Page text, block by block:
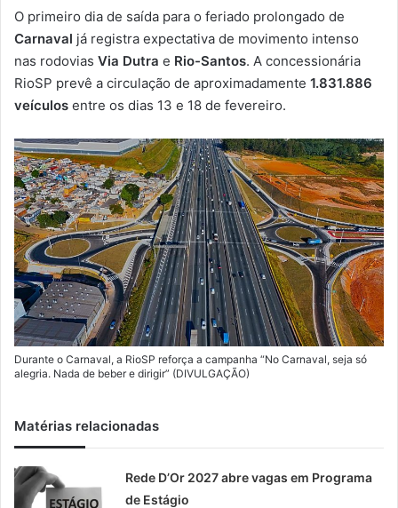
e
-
m
a
O primeiro dia de saída para o feriado prolongado de
Carnaval já registra expectativa de movimento intenso
nas rodovias Via Dutra e Rio-Santos. A concessionária
RioSP prevê a circulação de aproximadamente 1.831.886
veículos entre os dias 13 e 18 de fevereiro.
Durante o Carnaval, a RioSP reforça a campanha “No Carnaval, seja só
alegria. Nada de beber e dirigir” (DIVULGAÇÃO)
Matérias relacionadas
Rede D’Or 2027 abre vagas em Programa
de Estágio